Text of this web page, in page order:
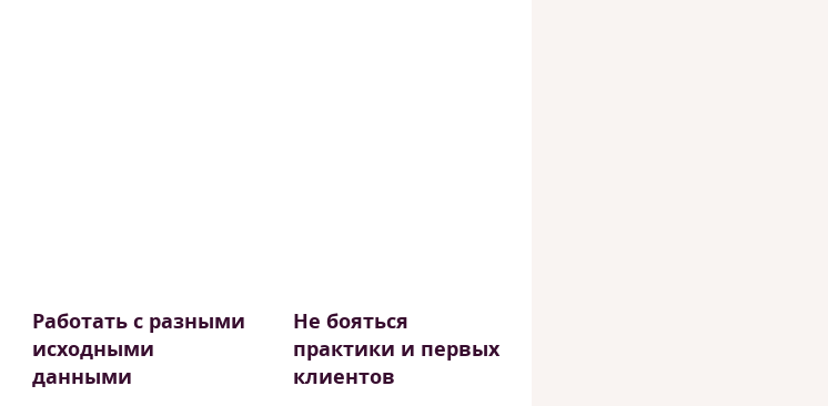
Работать с разными
исходными
данными
Не бояться
практики и первых
клиентов